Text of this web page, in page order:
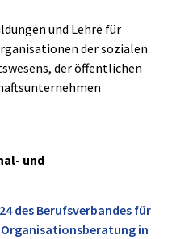
und Lehre für
der sozialen
der öffentlichen
und
des Berufsverbandes für
in